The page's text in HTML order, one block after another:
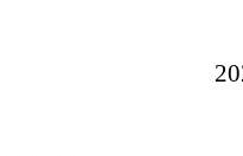
2025年12